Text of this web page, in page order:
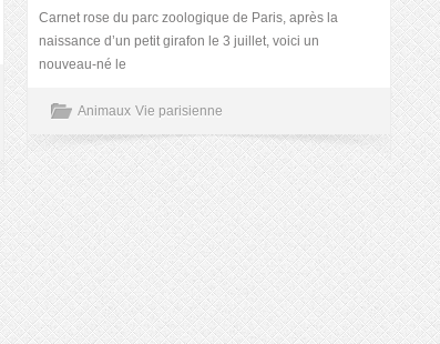
Carnet rose du parc zoologique de Paris, après la
naissance d’un petit girafon le 3 juillet, voici un
nouveau-né le
Animaux Vie parisienne